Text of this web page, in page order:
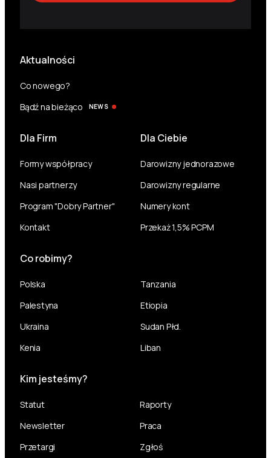
Aktualności
Co nowego?
Bądź na bieżąco
NEWS
Dla Firm
Formy współpracy
Nasi partnerzy
Program "Dobry Partner"
Kontakt
Dla Ciebie
Darowizny jednorazowe
Darowizny regularne
Numery kont
Przekaż 1,5% PCPM
Co robimy?
Polska
Palestyna
Ukraina
Kenia
Tanzania
Etiopia
Sudan Płd.
Liban
Kim jesteśmy?
Statut
Raporty
Newsletter
Praca
Przetargi
Zgłoś